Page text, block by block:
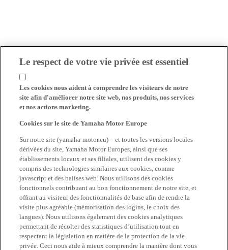
Le respect de votre vie privée est essentiel
Les cookies nous aident à comprendre les visiteurs de notre
site afin d'améliorer notre site web, nos produits, nos services
et nos actions marketing.
Cookies sur le site de Yamaha Motor Europe
Sur notre site (yamaha-motor.eu) – et toutes les versions locales
dérivées du site, Yamaha Motor Europes, ainsi que ses
établissements locaux et ses filiales, utilisent des cookies y
compris des technologies similaires aux cookies, comme
javascript et des balises web. Nous utilisons des cookies
fonctionnels contribuant au bon fonctionnement de notre site, et
offrant au visiteur des fonctionnalités de base afin de rendre la
visite plus agréable (mémorisation des logins, le choix des
langues). Nous utilisons également des cookies analytiques
permettant de récolter des statistiques d’utilisation tout en
respectant la législation en matière de la protection de la vie
privée. Ceci nous aide à mieux comprendre la manière dont vous